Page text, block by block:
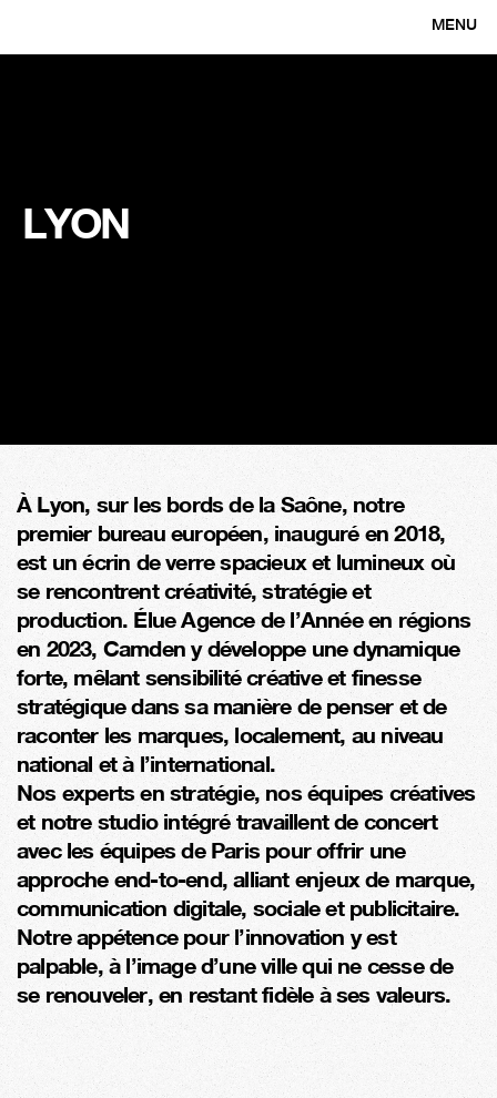
MENU
LYON
À Lyon, sur les bords de la Saône, notre
premier bureau européen, inauguré en 2018,
est un écrin de verre spacieux et lumineux où
se rencontrent créativité, stratégie et
production. Élue Agence de l’Année en régions
en 2023, Camden y développe une dynamique
forte, mêlant sensibilité créative et finesse
stratégique dans sa manière de penser et de
raconter les marques, localement, au niveau
national et à l’international.
Nos experts en stratégie, nos équipes créatives
et notre studio intégré travaillent de concert
avec les équipes de Paris pour offrir une
approche end-to-end, alliant enjeux de marque,
communication digitale, sociale et publicitaire.
Notre appétence pour l’innovation y est
palpable, à l’image d’une ville qui ne cesse de
se renouveler, en restant fidèle à ses valeurs.